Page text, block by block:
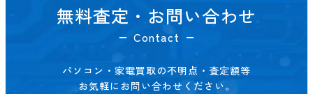
無料査定・お問い合わせ
Contact
パソコン・家電買取の不明点・査定額等
お気軽にお問い合わせください。